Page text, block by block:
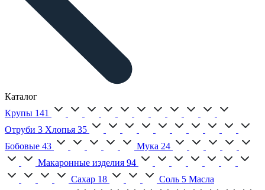
Каталог
Крупы 141
Отруби 3 Хлопья 35
Бобовые 43 Мука 24
Макаронные изделия 94
Сахар 18 Соль 5 Масла